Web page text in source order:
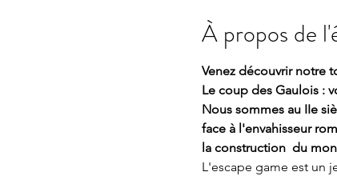
À propos de
Venez découvrir notre
Le coup des Gaulois :
Nous sommes au IIe
face à l'envahisseur
la construction  du
L'escape game est un